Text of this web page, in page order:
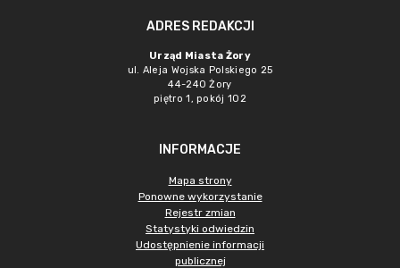
ADRES REDAKCJI
Urząd Miasta Żory
ul. Aleja Wojska Polskiego 25
44-240 Żory
piętro 1, pokój 102
INFORMACJE
Mapa strony
Ponowne wykorzystanie
Rejestr zmian
Statystyki odwiedzin
Udostępnienie informacji
publicznej